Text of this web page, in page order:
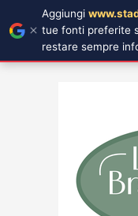
Aggiungi
tue fonti preferite
restare sempre